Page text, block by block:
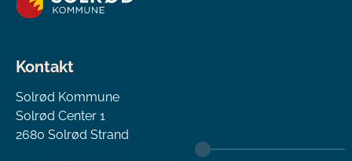
Kontakt
Solrød Kommune
Solrød Center 1
2680 Solrød Strand